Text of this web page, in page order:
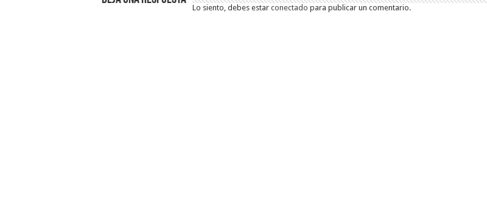
Lo siento, debes estar conectado para publicar un comentario.